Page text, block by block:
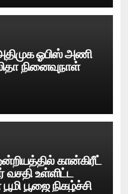
ஓபிஸ் அணி
நினைவுநாள்
கான்கிரீட்
வசதி உள்ளிட்ட
பூஜை நிகழ்ச்சி